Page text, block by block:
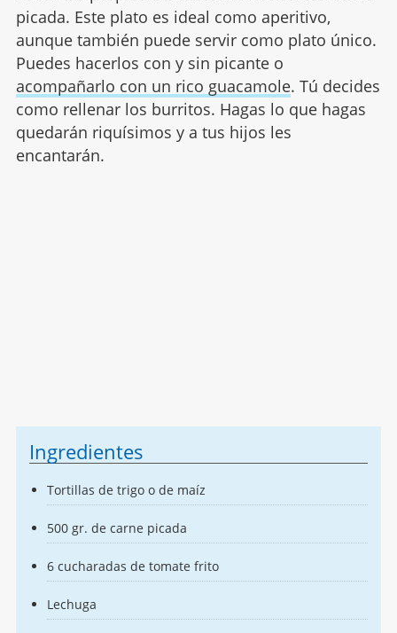
picada. Este plato es ideal como aperitivo,
aunque también puede servir como plato único.
Puedes hacerlos con y sin picante o
acompañarlo con un rico guacamole. Tú decides
como rellenar los burritos. Hagas lo que hagas
quedarán riquísimos y a tus hijos les
encantarán.
Ingredientes
Tortillas de trigo o de maíz
500 gr. de carne picada
6 cucharadas de tomate frito
Lechuga